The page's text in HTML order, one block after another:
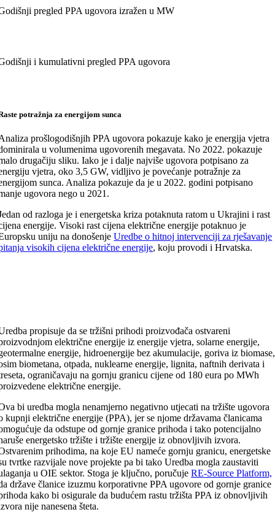
pregled PPA ugovora izražen u MW
i kumulativni pregled PPA ugovora
potražnja za energijom sunca
prošlogodišnjih PPA ugovora pokazuje kako je energija vjetra
u volumenima ugovorenih megavata. No 2022. pokazuje
drugačiju sliku. Iako je i dalje najviše ugovora potpisano za
vjetra, oko 3,5 GW, vidljivo je povećanje potražnje za
sunca. Analiza pokazuje da je u 2022. godini potpisano
ugovora nego u 2021.
od razloga je i energetska kriza potaknuta ratom u Ukrajini i rast
energije. Visoki rast cijena električne energije potaknuo je
uniju na donošenjeUredbe o hitnoj intervenciji za rješavanje
visokih cijena električne energije, koju provodi i Hrvatska.
propisuje da se tržišni prihodi proizvođača ostvareni
električne energije iz energije vjetra, solarne energije,
energije, hidroenergije bez akumulacije, goriva iz biomase,
biometana, otpada, nuklearne energije, lignita, naftnih derivata i
ograničavaju na gornju granicu cijene od 180 eura po MWh
električne energije.
bi uredba mogla nenamjerno negativno utjecati na tržište ugovora
kupnji električne energije (PPA), jer se njome državama članicama
da odstupe od gornje granice prihoda i tako potencijalno
energetsko tržište i tržište energije iz obnovljivih izvora.
prihodima, na koje EU nameće gornju granicu, energetske
tvrtke razvijale nove projekte pa bi tako Uredba mogla zaustaviti
u OIE sektor. Stoga je ključno, poručujeRE-Source Platform,
države članice izuzmu korporativne PPA ugovore od gornje granice
kako bi osigurale da budućem rastu tržišta PPA iz obnovljivih
nije nanesena šteta.